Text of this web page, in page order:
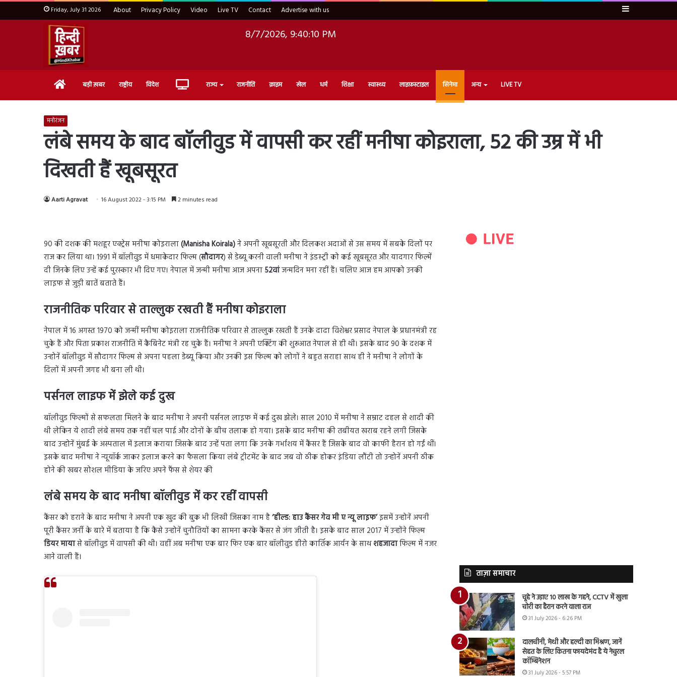
Friday, July 31 2026 About Privacy Policy Video Live TV Contact Advertise with us Sidebar
8/7/2026, 9:40:11 PM
Home बड़ी ख़बर राष्ट्रीय विदेश Live राज्य राजनीति क्राइम खेल धर्म शिक्षा स्वास्थ्य लाइफ़स्टाइल सिनेमा अन्य LIVE TV
मनोरंजन
लंबे समय के बाद बॉलीवुड में वापसी कर रहीं मनीषा कोइराला, 52 की उम्र में भी
दिखती हैं खूबसूरत
Aarti Agravat 16 August 2022 - 3:15 PM 2 minutes read
90 की दशक की मशहूर एक्ट्रेस मनीषा कोइराला(Manisha Koirala)ने अपनी खूबसूरती और दिलकश अदाओं से उस समय में सबके दिलों पर
राज कर लिया था। 1991 में बॉलीवुड में धमाकेदार फिल्म (सौदागर) से डेब्यू करनी वाली मनीषा ने इंडस्ट्री को कई खूबसूरत और यादगार फिल्में
दी जिनके लिए उन्हें कई पुरस्कार भी दिए गए। नेपाल में जन्मी मनीषा आज अपना 52वांजन्मदिन मना रहीं हैं। चलिए आज हम आपको उनकी
लाइफ से जुड़ी बातें बताते हैं।
राजनीतिक परिवार से ताल्लुक रखती हैं मनीषा कोइराला
नेपाल में 16 अगस्त 1970 को जन्मीं मनीषा कोइराला राजनीतिक परिवार से ताल्लुक रखती हैं उनके दादा विशेश्वर प्रसाद नेपाल के प्रधानमंत्री रह
चुके हैं और पिता प्रकाश राजनीति में कैबिनेट मंत्री रह चुके हैं। मनीषा ने अपनी एक्टिंग की शुरूआत नेपाल से ही थी। इसके बाद 90 के दशक में
उन्होनें बॉलीवुड में सौदागर फिल्म से अपना पहला डेब्यू किया और उनकी इस फिल्म को लोगों ने बहुत सराहा साथ ही ने मनीषा ने लोगों के
दिलों में अपनी जगह भी बना ली थी।
पर्सनल लाइफ में झेले कई दुख
बॉलीवुड फिल्मों से सफलता मिलने के बाद मनीषा ने अपनी पर्सनल लाइफ में कई दुख झेले। साल 2010 में मनीषा ने सम्राट दहल से शादी की
थी लेकिन ये शादी लंबे समय तक नहीं चल पाई और दोनों के बीच तलाक हो गया। इसके बाद मनीषा की तबीयत खराब रहने लगी जिसके
बाद उन्होनें मुंबई के अस्पताल में इलाज कराया जिसके बाद उन्हें पता लगा कि उनके गर्भाशय में कैंसर हैं जिसके बाद वो काफी हैरान हो गईं थीं।
इसके बाद मनीषा ने न्यूयॉर्क जाकर इलाज करने का फैसला किया लंबे ट्रीटमेंट के बाद जब वो ठीक होकर इंडिया लौंटी तो उन्होनें अपनी ठीक
होने की खबर सोशल मीडिया के जरिए अपने फैंस से शेयर की
लंबे समय के बाद मनीषा बॉलीवुड में कर रहीं वापसी
कैंसर को हराने के बाद मनीषा ने अपनी एक खुद की बुक भी लिखी जिसका नाम है‘हील्ड: हाउ कैंसर गेव मी ए न्यू लाइफ’इसमें उन्होनें अपनी
पूरी कैंसर जर्नी के बारे में बताया है कि कैसे उन्होनें चुनौतियों का सामना करके कैंसर से जंग जीती है। इसके बाद साल 2017 में उन्होंने फिल्म
डियर मायासे बॉलीवुड में वापसी की थी। वहीं अब मनीषा एक बार फिर एक बार बॉलीवुड हीरो कार्तिक आर्यन के साथशहजादाफिल्म में नजर
आने वाली हैं।
ताज़ा समाचार
चूहे ने उड़ाए 10 लाख के गहने, CCTV में खुला
चोरी का हैरान करने वाला राज
31 July 2026 - 6:26 PM
दालचीनी, मेथी और हल्दी का मिश्रण, जानें
सेहत के लिए कितना फायदेमंद है ये नेचुरल
कॉम्बिनेशन
31 July 2026 - 5:57 PM